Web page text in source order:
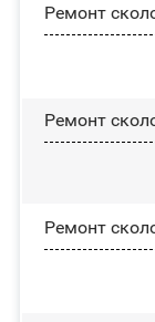
Ремонт
Ремонт
Ремонт